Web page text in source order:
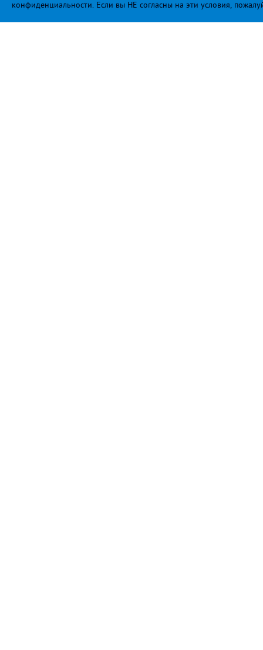
конфиденциальности. Если вы НЕ согласны на эти условия,